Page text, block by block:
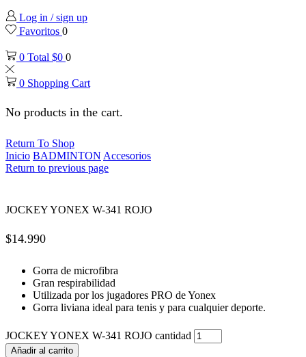
Log in / sign up
Favoritos 0
0 Total $0 0
0 Shopping Cart
No products in the cart.
Return To Shop
Inicio BADMINTON Accesorios
Return to previous page
JOCKEY YONEX W-341 ROJO
$14.990
Gorra de microfibra
Gran respirabilidad
Utilizada por los jugadores PRO de Yonex
Gorra liviana ideal para tenis y para cualquier deporte.
JOCKEY YONEX W-341 ROJO cantidad
Añadir al carrito